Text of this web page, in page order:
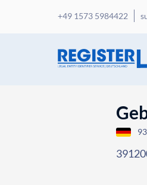
+49 1573 5984422